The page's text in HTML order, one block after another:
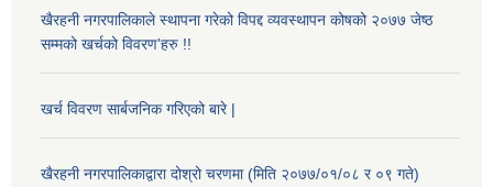
खैरहनी नगरपालिकाले स्थापना गरेको विपद्द व्यवस्थापन कोषको २०७७ जेष्ठ
सम्मको खर्चको विवरण'हरु !!
खर्च विवरण सार्बजनिक गरिएको बारे |
खैरहनी नगरपालिकाद्वारा दोश्रो चरणमा (मिति २०७७/०१/०८ र ०९ गते)